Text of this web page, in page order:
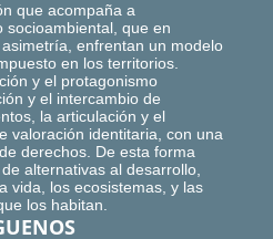
que acompaña a
socioambiental, que en
enfrentan un modelo
en los territorios.
y el protagonismo
y el intercambio de
la articulación y el
valoración identitaria, con una
derechos. De esta forma
alternativas al desarrollo,
vida, los ecosistemas, y las
los habitan.